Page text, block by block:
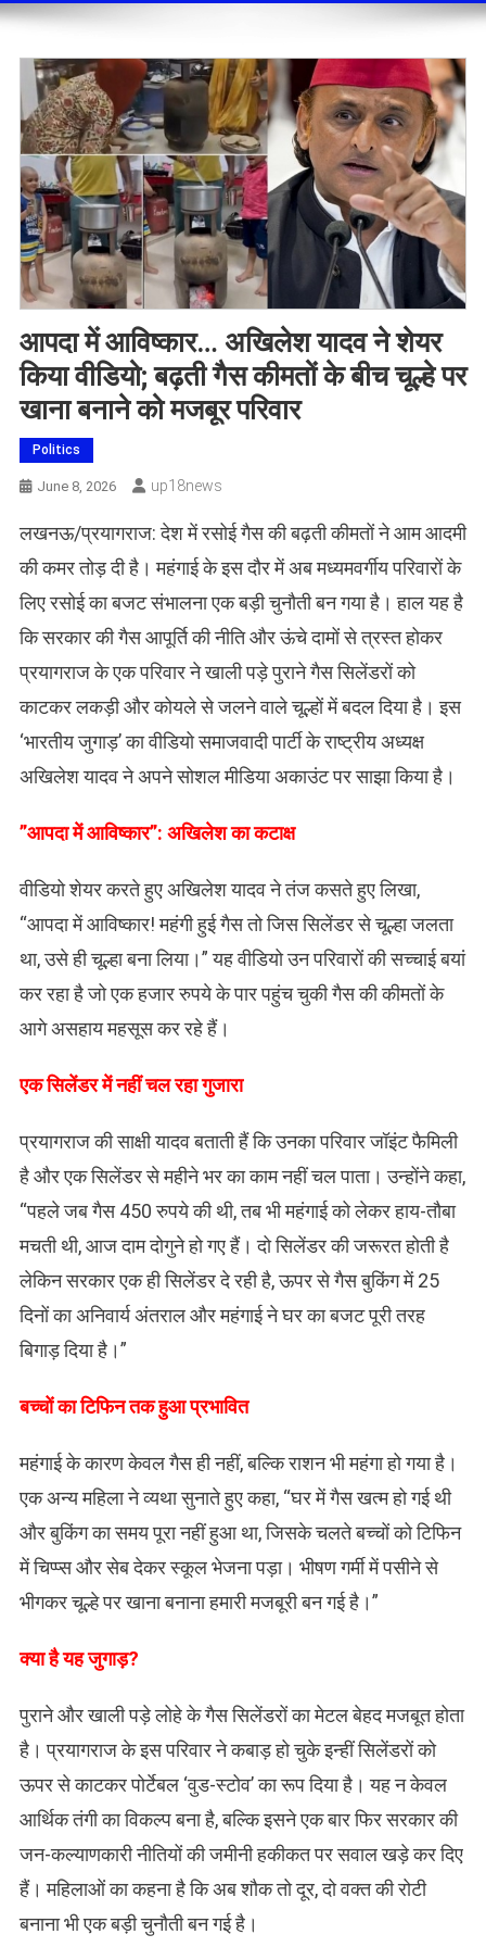
आपदा में आविष्कार… अखिलेश यादव ने शेयर
किया वीडियो; बढ़ती गैस कीमतों के बीच चूल्हे पर
खाना बनाने को मजबूर परिवार
Politics
June 8, 2026 Up18news
लखनऊ/प्रयागराज: देश में रसोई गैस की बढ़ती कीमतों ने आम आदमी
की कमर तोड़ दी है। महंगाई के इस दौर में अब मध्यमवर्गीय परिवारों के
लिए रसोई का बजट संभालना एक बड़ी चुनौती बन गया है। हाल यह है
कि सरकार की गैस आपूर्ति की नीति और ऊंचे दामों से त्रस्त होकर
प्रयागराज के एक परिवार ने खाली पड़े पुराने गैस सिलेंडरों को
काटकर लकड़ी और कोयले से जलने वाले चूल्हों में बदल दिया है। इस
‘भारतीय जुगाड़’ का वीडियो समाजवादी पार्टी के राष्ट्रीय अध्यक्ष
अखिलेश यादव ने अपने सोशल मीडिया अकाउंट पर साझा किया है।
​”आपदा में आविष्कार”: अखिलेश का कटाक्ष
वीडियो शेयर करते हुए अखिलेश यादव ने तंज कसते हुए लिखा,
“आपदा में आविष्कार! महंगी हुई गैस तो जिस सिलेंडर से चूल्हा जलता
था, उसे ही चूल्हा बना लिया।” यह वीडियो उन परिवारों की सच्चाई बयां
कर रहा है जो एक हजार रुपये के पार पहुंच चुकी गैस की कीमतों के
आगे असहाय महसूस कर रहे हैं।
एक सिलेंडर में नहीं चल रहा गुजारा
प्रयागराज की साक्षी यादव बताती हैं कि उनका परिवार जॉइंट फैमिली
है और एक सिलेंडर से महीने भर का काम नहीं चल पाता। उन्होंने कहा,
“पहले जब गैस 450 रुपये की थी, तब भी महंगाई को लेकर हाय-तौबा
मचती थी, आज दाम दोगुने हो गए हैं। दो सिलेंडर की जरूरत होती है
लेकिन सरकार एक ही सिलेंडर दे रही है, ऊपर से गैस बुकिंग में 25
दिनों का अनिवार्य अंतराल और महंगाई ने घर का बजट पूरी तरह
बिगाड़ दिया है।”
​बच्चों का टिफिन तक हुआ प्रभावित
महंगाई के कारण केवल गैस ही नहीं, बल्कि राशन भी महंगा हो गया है।
एक अन्य महिला ने व्यथा सुनाते हुए कहा, “घर में गैस खत्म हो गई थी
और बुकिंग का समय पूरा नहीं हुआ था, जिसके चलते बच्चों को टिफिन
में चिप्प्स और सेब देकर स्कूल भेजना पड़ा। भीषण गर्मी में पसीने से
भीगकर चूल्हे पर खाना बनाना हमारी मजबूरी बन गई है।”
क्या है यह जुगाड़?
पुराने और खाली पड़े लोहे के गैस सिलेंडरों का मेटल बेहद मजबूत होता
है। प्रयागराज के इस परिवार ने कबाड़ हो चुके इन्हीं सिलेंडरों को
ऊपर से काटकर पोर्टेबल ‘वुड-स्टोव’ का रूप दिया है। यह न केवल
आर्थिक तंगी का विकल्प बना है, बल्कि इसने एक बार फिर सरकार की
जन-कल्याणकारी नीतियों की जमीनी हकीकत पर सवाल खड़े कर दिए
हैं। महिलाओं का कहना है कि अब शौक तो दूर, दो वक्त की रोटी
बनाना भी एक बड़ी चुनौती बन गई है।